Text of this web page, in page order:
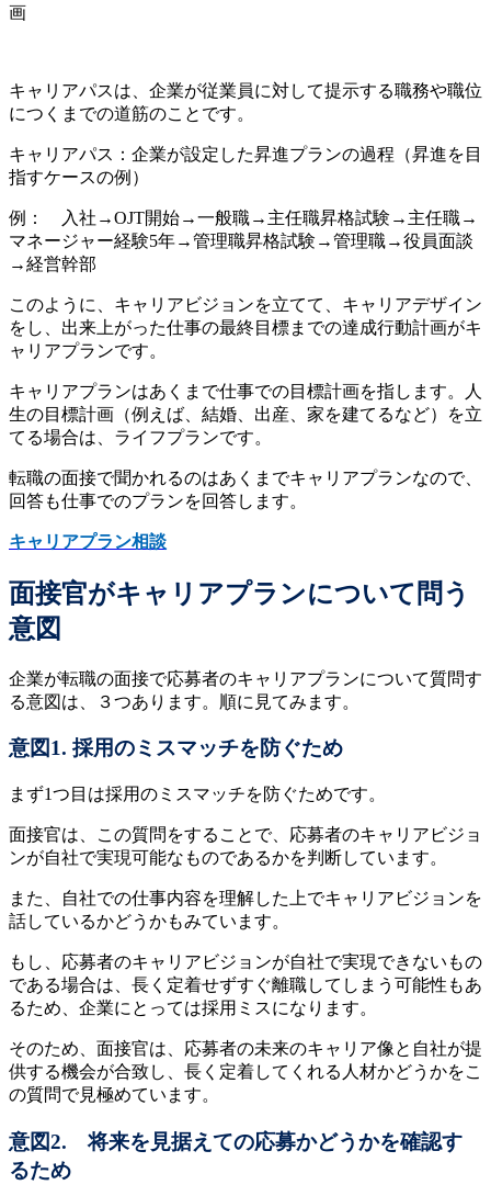
画
キャリアパスは、企業が従業員に対して提示する職務や職位
につくまでの道筋のことです。
キャリアパス：企業が設定した昇進プランの過程 （昇進を目
指すケースの例）
例： 入社→OJT開始→一般職→主任職昇格試験→主任職→
マネージャー経験5年→管理職昇格試験→管理職→役員面談
→経営幹部
このように、キャリアビジョンを立てて、キャリアデザイン
をし、出来上がった仕事の最終目標までの達成行動計画がキ
ャリアプランです。
キャリアプランはあくまで仕事での目標計画を指します。人
生の目標計画（例えば、結婚、出産、家を建てるなど）を立
てる場合は、ライフプランです。
転職の面接で聞かれるのはあくまでキャリアプランなので、
回答も仕事でのプランを回答します。
キャリアプラン相談
面接官がキャリアプランについて問う
意図
企業が転職の面接で応募者のキャリアプランについて質問す
る意図は、３つあります。順に見てみます。
意図1. 採用のミスマッチを防ぐため
まず1つ目は採用のミスマッチを防ぐためです。
面接官は、この質問をすることで、応募者のキャリアビジョ
ンが自社で実現可能なものであるかを判断しています。
また、自社での仕事内容を理解した上でキャリアビジョンを
話しているかどうかもみています。
もし、応募者のキャリアビジョンが自社で実現できないもの
である場合は、長く定着せずすぐ離職してしまう可能性もあ
るため、企業にとっては採用ミスになります。
そのため、面接官は、応募者の未来のキャリア像と自社が提
供する機会が合致し、長く定着してくれる人材かどうかをこ
の質問で見極めています。
意図2. 将来を見据えての応募かどうかを確認す
るため